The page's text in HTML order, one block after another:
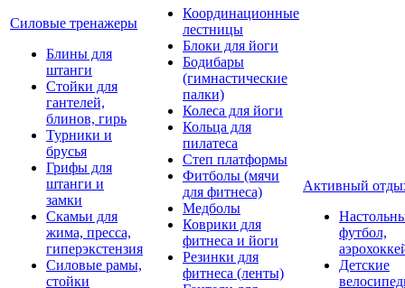
Силовые тренажеры
Блины для
штанги
Стойки для
гантелей,
блинов, гирь
Турники и
брусья
Грифы для
штанги и
замки
Скамьи для
жима, пресса,
гиперэкстензия
Силовые рамы,
стойки
Координационные
лестницы
Блоки для йоги
Бодибары
(гимнастические
палки)
Колеса для йоги
Кольца для
пилатеса
Степ платформы
Фитболы (мячи
для фитнеса)
Медболы
Коврики для
фитнеса и йоги
Резинки для
фитнеса (ленты)
Активный
футбол,
Детские